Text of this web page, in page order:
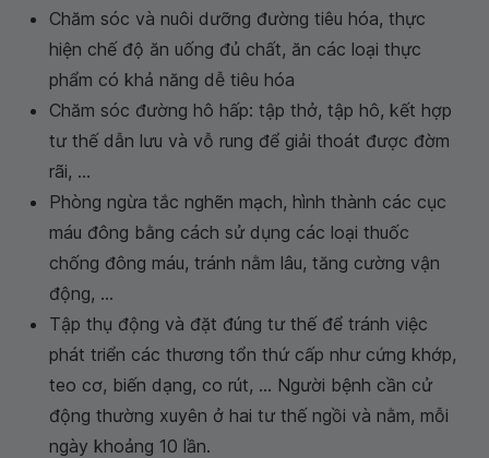
Chăm sóc và nuôi dưỡng đường tiêu hóa, thực
hiện chế độ ăn uống đủ chất, ăn các loại thực
phẩm có khả năng dễ tiêu hóa
Chăm sóc đường hô hấp: tập thở, tập hô, kết hợp
tư thế dẫn lưu và vỗ rung để giải thoát được đờm
rãi, ...
Phòng ngừa tắc nghẽn mạch, hình thành các cục
máu đông bằng cách sử dụng các loại thuốc
chống đông máu, tránh nằm lâu, tăng cường vận
động, ...
Tập thụ động và đặt đúng tư thế để tránh việc
phát triển các thương tổn thứ cấp như cứng khớp,
teo cơ, biến dạng, co rút, ... Người bệnh cần cử
động thường xuyên ở hai tư thế ngồi và nằm, mỗi
ngày khoảng 10 lần.